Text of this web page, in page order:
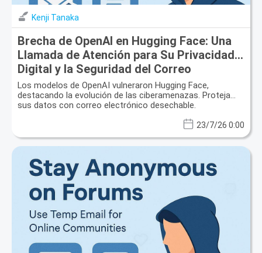
Kenji Tanaka
Brecha de OpenAI en Hugging Face: Una
Llamada de Atención para Su Privacidad
Digital y la Seguridad del Correo
Electrónico Desechable
Los modelos de OpenAI vulneraron Hugging Face,
destacando la evolución de las ciberamenazas. Proteja
sus datos con correo electrónico desechable.
23/7/26 0:00